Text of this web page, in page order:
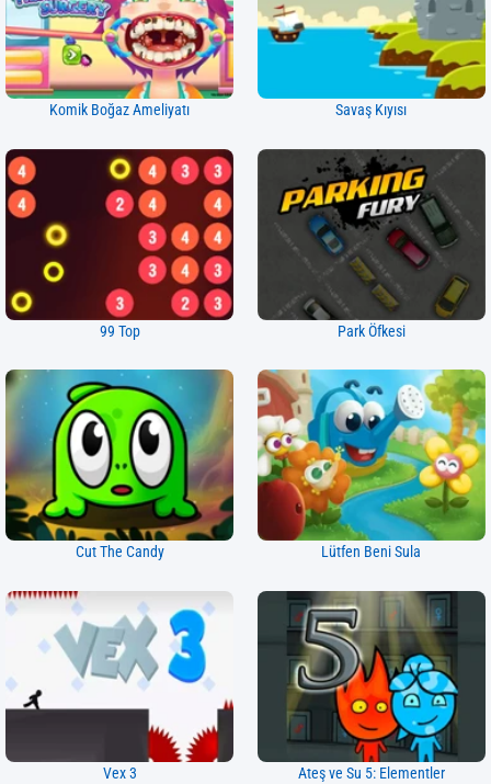
Komik Boğaz Ameliyatı Savaş Kıyısı
99 Top Park Öfkesi
Cut The Candy Lütfen Beni Sula
Vex 3 Ateş ve Su 5: Elementler